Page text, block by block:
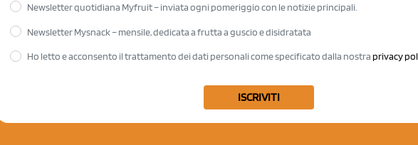
Newsletter quotidiana Myfruit – inviata ogni pomeriggio con le notizie principali.
Newsletter Mysnack – mensile, dedicata a frutta a guscio e disidratata
Ho letto e acconsento il trattamento dei dati personali come specificato dalla nostra privacy
ISCRIVITI